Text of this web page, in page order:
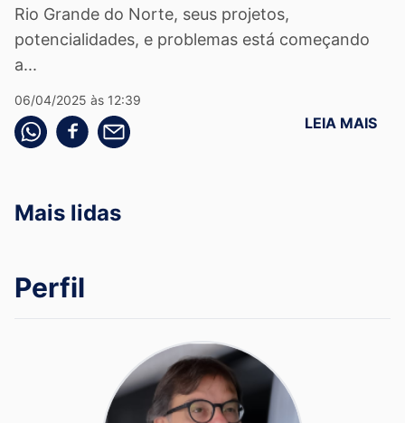
Rio Grande do Norte, seus projetos,
potencialidades, e problemas está começando
a...
06/04/2025 às 12:39
Compartilhe pelo whatsapp
Compartilhar no facebook
Compartilhe pelo email LEIA MAIS
Mais lidas
Perfil